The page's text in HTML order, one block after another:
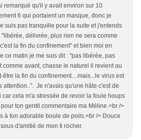
remarqué qu'il y avait environ sur 10
6 qui portaient un masque, donc je
suis pas tranquille pour la suite et j'entends
délivrée, plus rien ne sera comme
la fin du confinement" et bien moi en
ce matin je me suis dit : "pas libérée, pas
comme avant, chasse le naturel il revient au
être la fin du confinement....mais...le virus est
attention..". Je n'avais qu'une hâte c'est de
car cela m'a stressée de revoir la foule houps
pour ton gentil commentaire ma Méline.<br />
à ton adorable boule de poils.<br /> Douce
d'amitié de mon ti rocher.